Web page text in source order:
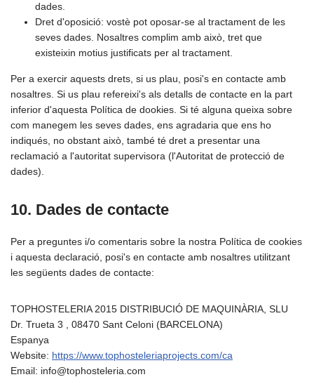
dades.
Dret d'oposició: vostè pot oposar-se al tractament de les
seves dades. Nosaltres complim amb això, tret que
existeixin motius justificats per al tractament.
Per a exercir aquests drets, si us plau, posi's en contacte amb
nosaltres. Si us plau refereixi's als detalls de contacte en la part
inferior d'aquesta Política de dookies. Si té alguna queixa sobre
com manegem les seves dades, ens agradaria que ens ho
indiqués, no obstant això, també té dret a presentar una
reclamació a l'autoritat supervisora (l'Autoritat de protecció de
dades).
10. Dades de contacte
Per a preguntes i/o comentaris sobre la nostra Política de cookies
i aquesta declaració, posi's en contacte amb nosaltres utilitzant
les següents dades de contacte:
TOPHOSTELERIA 2015 DISTRIBUCIÓ DE MAQUINÀRIA, SLU
Dr. Trueta 3 , 08470 Sant Celoni (BARCELONA)
Espanya
Website: https://www.tophosteleriaprojects.com/ca
Email: info@tophosteleria.com